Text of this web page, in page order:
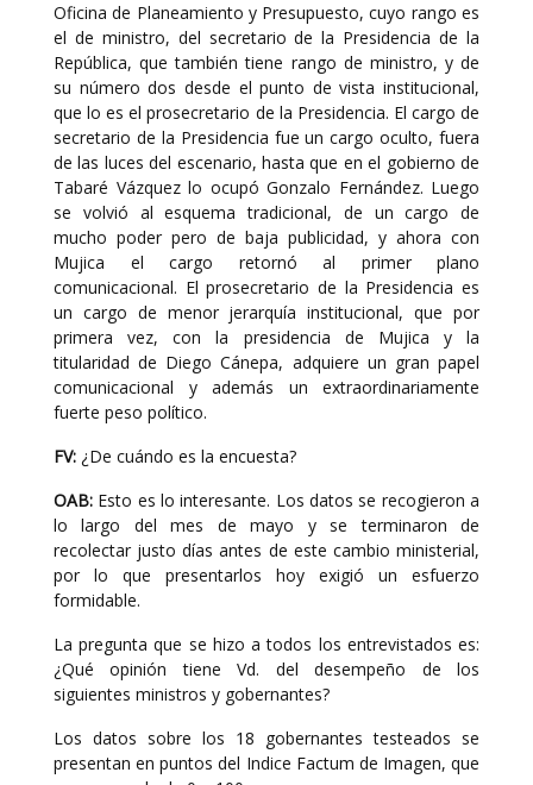
Oficina de Planeamiento y Presupuesto, cuyo rango es
el de ministro, del secretario de la Presidencia de la
República, que también tiene rango de ministro, y de
su número dos desde el punto de vista institucional,
que lo es el prosecretario de la Presidencia. El cargo de
secretario de la Presidencia fue un cargo oculto, fuera
de las luces del escenario, hasta que en el gobierno de
Tabaré Vázquez lo ocupó Gonzalo Fernández. Luego
se volvió al esquema tradicional, de un cargo de
mucho poder pero de baja publicidad, y ahora con
Mujica el cargo retornó al primer plano
comunicacional. El prosecretario de la Presidencia es
un cargo de menor jerarquía institucional, que por
primera vez, con la presidencia de Mujica y la
titularidad de Diego Cánepa, adquiere un gran papel
comunicacional y además un extraordinariamente
fuerte peso político.
FV: ¿De cuándo es la encuesta?
OAB: Esto es lo interesante. Los datos se recogieron a
lo largo del mes de mayo y se terminaron de
recolectar justo días antes de este cambio ministerial,
por lo que presentarlos hoy exigió un esfuerzo
formidable.
La pregunta que se hizo a todos los entrevistados es:
¿Qué opinión tiene Vd. del desempeño de los
siguientes ministros y gobernantes?
Los datos sobre los 18 gobernantes testeados se
presentan en puntos del Indice Factum de Imagen, que